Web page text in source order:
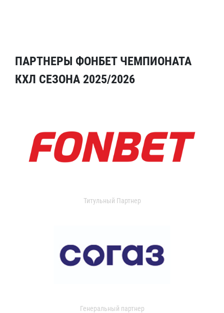
ПАРТНЕРЫ ФОНБЕТ ЧЕМПИОНАТА
КХЛ СЕЗОНА 2025/2026
Титульный Партнер
Генеральный партнер